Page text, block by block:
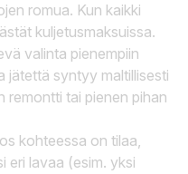
romua. Kun kaikki
kuljetusmaksuissa.
valinta pienempiin
jätettä syntyy maltillisesti
remontti tai pienen pihan
kohteessa on tilaa,
eri lavaa (esim. yksi